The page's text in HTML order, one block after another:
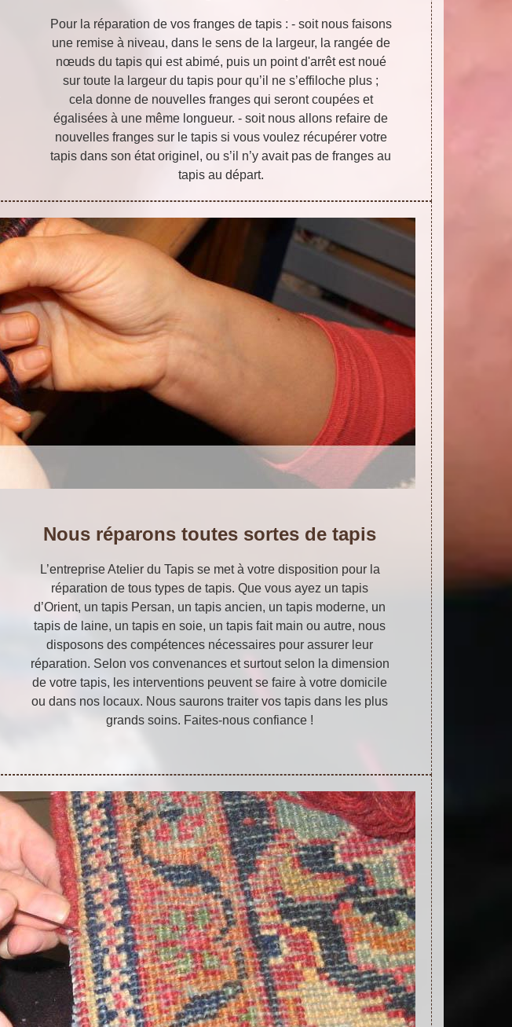
Pour la réparation de vos franges de tapis : - soit nous faisons
une remise à niveau, dans le sens de la largeur, la rangée de
nœuds du tapis qui est abimé, puis un point d'arrêt est noué
sur toute la largeur du tapis pour qu’il ne s’effiloche plus ;
cela donne de nouvelles franges qui seront coupées et
égalisées à une même longueur. - soit nous allons refaire de
nouvelles franges sur le tapis si vous voulez récupérer votre
tapis dans son état originel, ou s’il n’y avait pas de franges au
tapis au départ.
Nous réparons toutes sortes de tapis
L’entreprise Atelier du Tapis se met à votre disposition pour la
réparation de tous types de tapis. Que vous ayez un tapis
d’Orient, un tapis Persan, un tapis ancien, un tapis moderne, un
tapis de laine, un tapis en soie, un tapis fait main ou autre, nous
disposons des compétences nécessaires pour assurer leur
réparation. Selon vos convenances et surtout selon la dimension
de votre tapis, les interventions peuvent se faire à votre domicile
ou dans nos locaux. Nous saurons traiter vos tapis dans les plus
grands soins. Faites-nous confiance !